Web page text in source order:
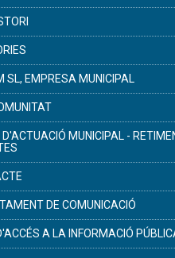
SL, EMPRESA MUNICIPAL
D'ACTUACIÓ MUNICIPAL -
DE COMUNICACIÓ
A LA INFORMACIÓ